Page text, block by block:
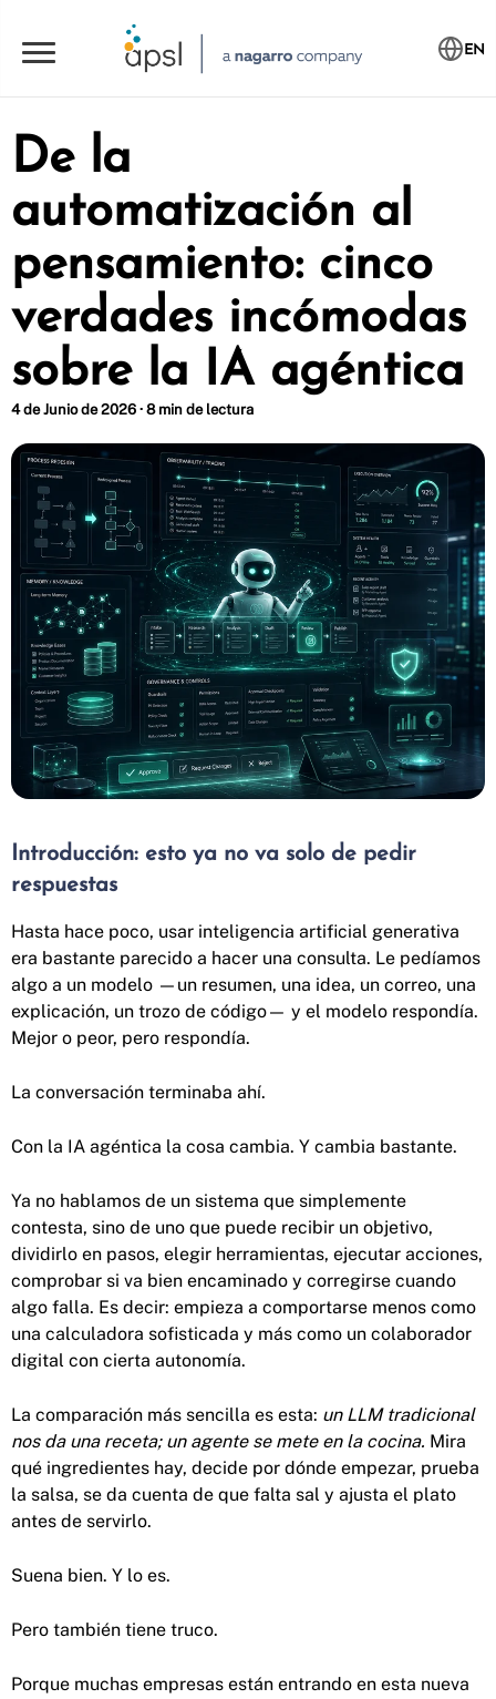
EN
De la
automatización al
pensamiento: cinco
verdades incómodas
sobre la IA agéntica
4 de Junio de 2026 · 8 min de lectura
Introducción: esto ya no va solo de pedir
respuestas
Hasta hace poco, usar inteligencia artificial generativa
era bastante parecido a hacer una consulta. Le pedíamos
algo a un modelo —un resumen, una idea, un correo, una
explicación, un trozo de código— y el modelo respondía.
Mejor o peor, pero respondía.
La conversación terminaba ahí.
Con la IA agéntica la cosa cambia. Y cambia bastante.
Ya no hablamos de un sistema que simplemente
contesta, sino de uno que puede recibir un objetivo,
dividirlo en pasos, elegir herramientas, ejecutar acciones,
comprobar si va bien encaminado y corregirse cuando
algo falla. Es decir: empieza a comportarse menos como
una calculadora sofisticada y más como un colaborador
digital con cierta autonomía.
La comparación más sencilla es esta: un LLM tradicional
nos da una receta; un agente se mete en la cocina. Mira
qué ingredientes hay, decide por dónde empezar, prueba
la salsa, se da cuenta de que falta sal y ajusta el plato
antes de servirlo.
Suena bien. Y lo es.
Pero también tiene truco.
Porque muchas empresas están entrando en esta nueva